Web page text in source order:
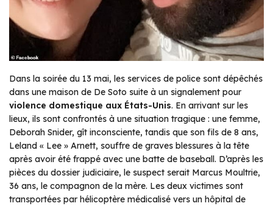
Dans la soirée du 13 mai, les services de police sont dépêchés
dans une maison de De Soto suite à un signalement pour
violence domestique aux États-Unis. En arrivant sur les
lieux, ils sont confrontés à une situation tragique : une femme,
Deborah Snider, gît inconsciente, tandis que son fils de 8 ans,
Leland « Lee » Arnett, souffre de graves blessures à la tête
après avoir été frappé avec une batte de baseball. D’après les
pièces du dossier judiciaire, le suspect serait Marcus Moultrie,
36 ans, le compagnon de la mère. Les deux victimes sont
transportées par hélicoptère médicalisé vers un hôpital de